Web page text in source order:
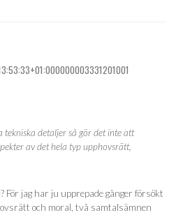
tekniska detaljer så gör det inte att
av det hela typ upphovsrätt,
För jag har ju upprepade gånger försökt
och moral, två samtalsämnen